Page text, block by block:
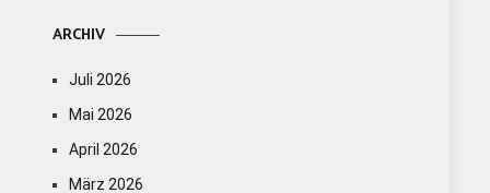
ARCHIV
Juli 2026
Mai 2026
April 2026
März 2026